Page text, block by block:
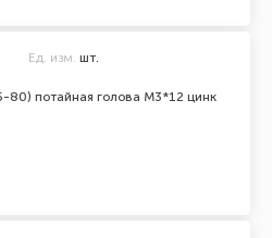
потайная голова М3*12 цинк
Ед. изм. шт.